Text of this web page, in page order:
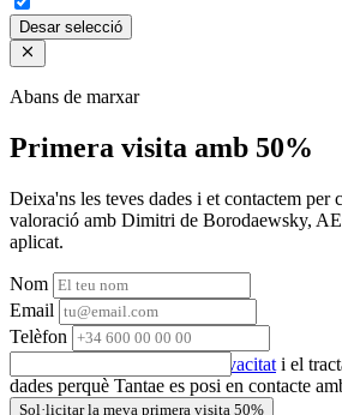
Desar selecció
Abans de marxar
Primera visita amb 50%
Deixa'ns les teves dades i et contactem per
valoració amb Dimitri de Borodaewsky,
aplicat.
Nom
Email
Telèfon
política de privacitat i el
dades perquè Tantae es posi en contacte
Sol·licitar la meva primera visita 50%